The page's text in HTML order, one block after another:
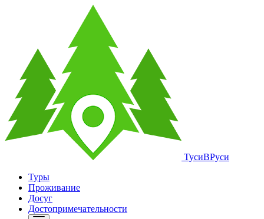
ТусиВРуси
Туры
Проживание
Досуг
Достопримечательности